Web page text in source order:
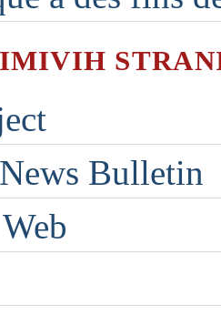
Bulletin